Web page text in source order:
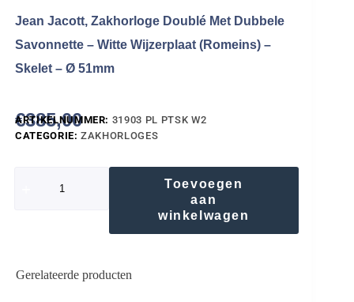
Jean Jacott, Zakhorloge Doublé Met Dubbele
Savonnette – Witte Wijzerplaat (Romeins) –
Skelet – Ø 51mm
€385,00
ARTIKELNUMMER: 31903 PL PTSK W2
CATEGORIE:ZAKHORLOGES
Toevoegen
aan
winkelwagen
Gerelateerde producten